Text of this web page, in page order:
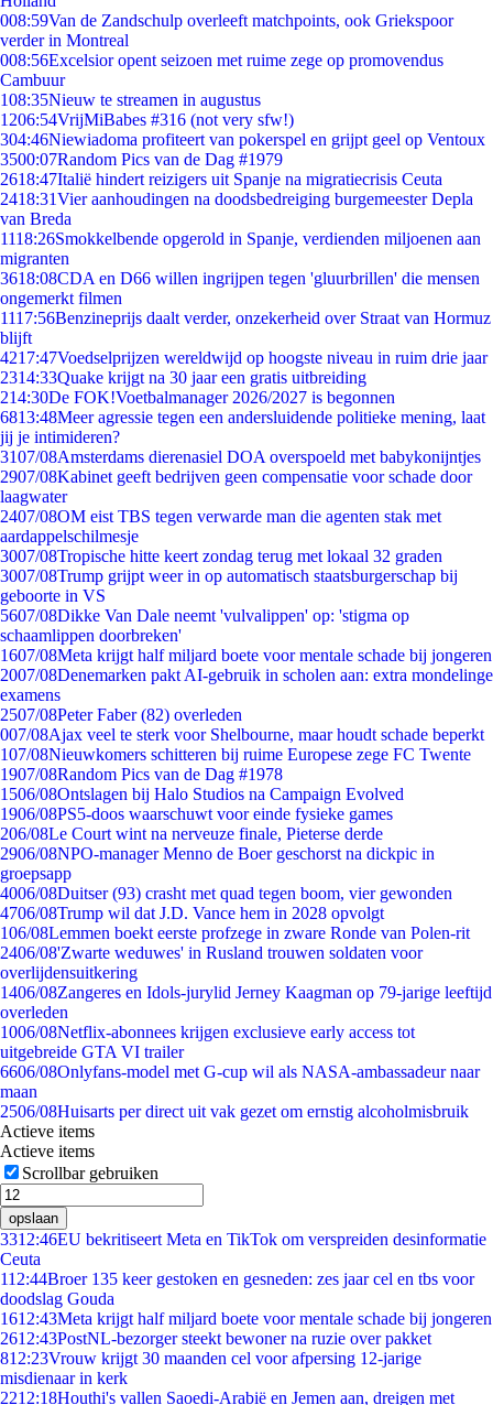
008:59Van de Zandschulp overleeft matchpoints, ook Griekspoor
verder in Montreal
008:56Excelsior opent seizoen met ruime zege op promovendus
Cambuur
108:35Nieuw te streamen in augustus
1206:54VrijMiBabes #316 (not very sfw!)
304:46Niewiadoma profiteert van pokerspel en grijpt geel op Ventoux
3500:07Random Pics van de Dag #1979
2618:47Italië hindert reizigers uit Spanje na migratiecrisis Ceuta
2418:31Vier aanhoudingen na doodsbedreiging burgemeester Depla
van Breda
1118:26Smokkelbende opgerold in Spanje, verdienden miljoenen aan
migranten
3618:08CDA en D66 willen ingrijpen tegen 'gluurbrillen' die mensen
ongemerkt filmen
1117:56Benzineprijs daalt verder, onzekerheid over Straat van Hormuz
blijft
4217:47Voedselprijzen wereldwijd op hoogste niveau in ruim drie jaar
2314:33Quake krijgt na 30 jaar een gratis uitbreiding
214:30De FOK!Voetbalmanager 2026/2027 is begonnen
6813:48Meer agressie tegen een andersluidende politieke mening, laat
jij je intimideren?
3107/08Amsterdams dierenasiel DOA overspoeld met babykonijntjes
2907/08Kabinet geeft bedrijven geen compensatie voor schade door
laagwater
2407/08OM eist TBS tegen verwarde man die agenten stak met
aardappelschilmesje
3007/08Tropische hitte keert zondag terug met lokaal 32 graden
3007/08Trump grijpt weer in op automatisch staatsburgerschap bij
geboorte in VS
5607/08Dikke Van Dale neemt 'vulvalippen' op: 'stigma op
schaamlippen doorbreken'
1607/08Meta krijgt half miljard boete voor mentale schade bij jongeren
2007/08Denemarken pakt AI-gebruik in scholen aan: extra mondelinge
examens
2507/08Peter Faber (82) overleden
007/08Ajax veel te sterk voor Shelbourne, maar houdt schade beperkt
107/08Nieuwkomers schitteren bij ruime Europese zege FC Twente
1907/08Random Pics van de Dag #1978
1506/08Ontslagen bij Halo Studios na Campaign Evolved
1906/08PS5-doos waarschuwt voor einde fysieke games
206/08Le Court wint na nerveuze finale, Pieterse derde
2906/08NPO-manager Menno de Boer geschorst na dickpic in
groepsapp
4006/08Duitser (93) crasht met quad tegen boom, vier gewonden
4706/08Trump wil dat J.D. Vance hem in 2028 opvolgt
106/08Lemmen boekt eerste profzege in zware Ronde van Polen-rit
2406/08'Zwarte weduwes' in Rusland trouwen soldaten voor
overlijdensuitkering
1406/08Zangeres en Idols-jurylid Jerney Kaagman op 79-jarige leeftijd
overleden
1006/08Netflix-abonnees krijgen exclusieve early access tot
uitgebreide GTA VI trailer
6606/08Onlyfans-model met G-cup wil als NASA-ambassadeur naar
maan
2506/08Huisarts per direct uit vak gezet om ernstig alcoholmisbruik
Actieve items
Actieve items
Scrollbar gebruiken
opslaan
3312:46EU bekritiseert Meta en TikTok om verspreiden desinformatie
Ceuta
112:44Broer 135 keer gestoken en gesneden: zes jaar cel en tbs voor
doodslag Gouda
1612:43Meta krijgt half miljard boete voor mentale schade bij jongeren
2612:43PostNL-bezorger steekt bewoner na ruzie over pakket
812:23Vrouw krijgt 30 maanden cel voor afpersing 12-jarige
misdienaar in kerk
2212:18Houthi's vallen Saoedi-Arabië en Jemen aan, dreigen met